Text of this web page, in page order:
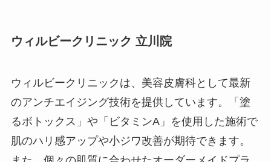
ウィルビークリニック 立川院
ウィルビークリニックは、美容皮膚科として最新
のアンチエイジング技術を提供しています。「塗
るボトックス」や「ビタミンA」を使用した施術で
肌のハリ感アップや小ジワ改善が期待できます。